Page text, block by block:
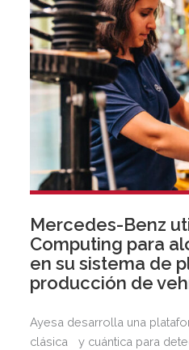
Mercedes-Benz
Computing para
en su sistema de
producción de
Ayesa desarrolla una
clásica y cuántica para